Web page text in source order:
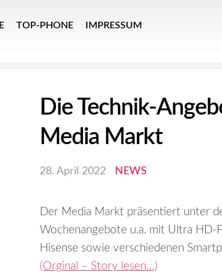
TOP-PHONE IMPRESSUM
Die Technik-
Media Markt
28. April 2022 NEWS
Der Media Markt präsentiert unter
Wochenangebote u.a. mit Ultra HD-
Hisense sowie verschiedenen
(Orginal – Story lesen…)